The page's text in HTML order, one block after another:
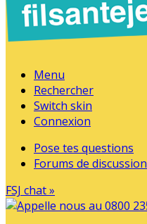
Menu
Rechercher
Switch skin
Connexion
Pose tes questions
Forums de discussion
FSJ chat »